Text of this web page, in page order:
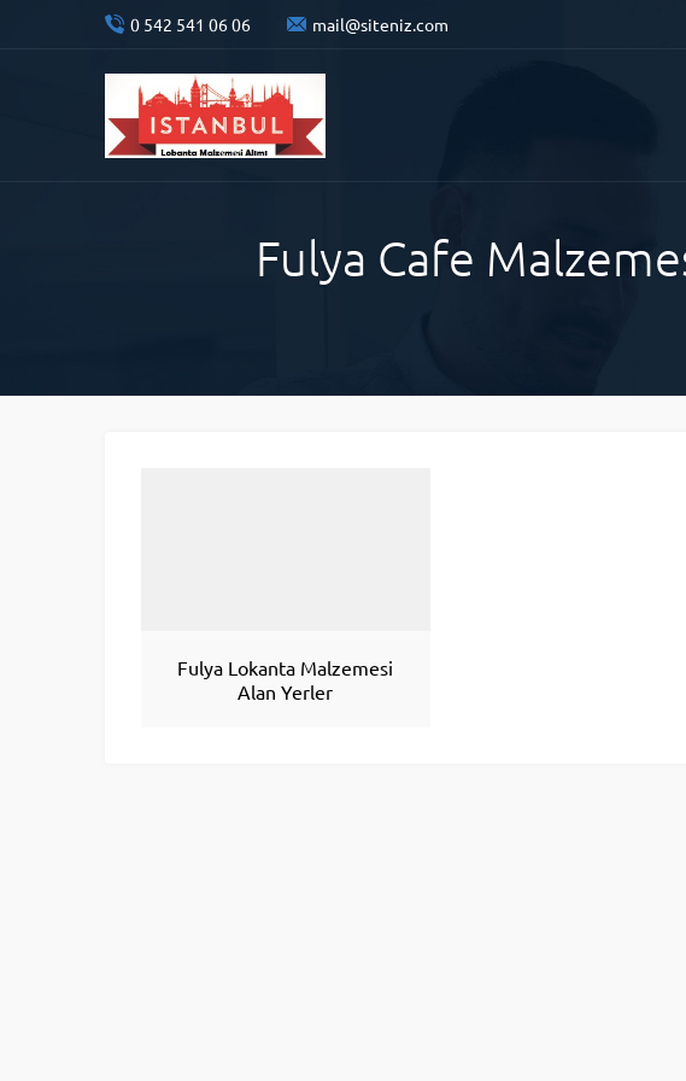
0 542 541 06 06 mail@siteniz.com
Fulya Cafe
Fulya Lokanta Malzemesi
Alan Yerler